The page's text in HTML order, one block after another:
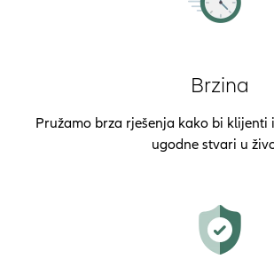
Brzina
Pružamo brza rješenja kako bi klijenti
ugodne stvari u